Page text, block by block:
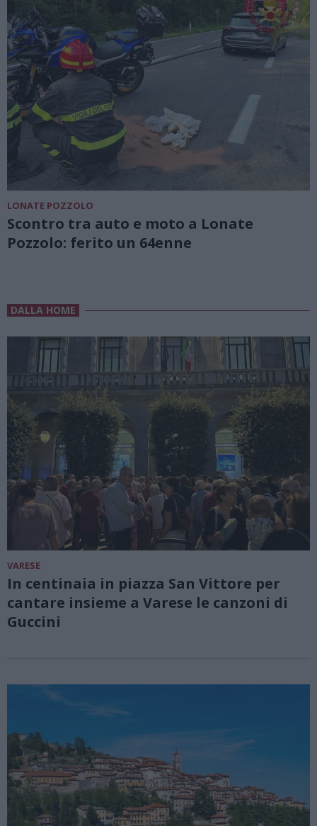
LONATE POZZOLO
Scontro tra auto e moto a Lonate
Pozzolo: ferito un 64enne
DALLA HOME
VARESE
In centinaia in piazza San Vittore per
cantare insieme a Varese le canzoni di
Guccini